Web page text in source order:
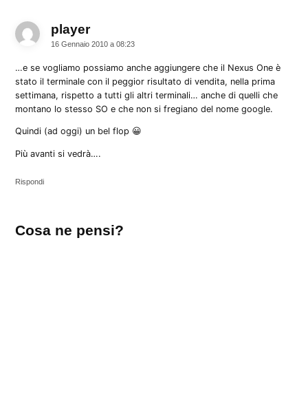
playerdice:
16 Gennaio 2010 a 08:23
…e se vogliamo possiamo anche aggiungere che il Nexus One è
stato il terminale con il peggior risultato di vendita, nella prima
settimana, rispetto a tutti gli altri terminali… anche di quelli che
montano lo stesso SO e che non si fregiano del nome google.
Quindi (ad oggi) un bel flop 😀
Più avanti si vedrà….
Rispondi
un
Cosa ne pensi?